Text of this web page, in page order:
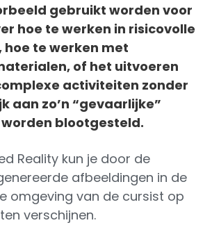
gebruikt worden voor
hoe te werken in risicovolle
te werken met
of het uitvoeren
activiteiten zonder
aan zo’n “gevaarlijke”
blootgesteld.
Reality kun je door de
afbeeldingen in de
omgeving van de cursist op
verschijnen.